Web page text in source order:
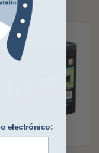
ends in:
electrónico: